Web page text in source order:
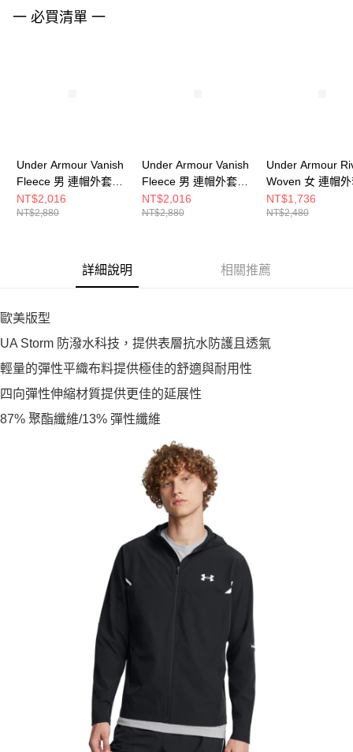
請求用戶進行身份認證。
５．嚴禁一人註冊多個帳號或使用他人資訊註冊。若發現惡意使用之情形，
一 必買清單 一
Under Armour Vanish
Fleece 男 連帽外套
6010862-709
NT$2,016
NT$2,880
Under Armour Vanish
Fleece 男 連帽外套
6010862-008
NT$2,016
NT$2,880
Under Armour
Woven 女 連帽
6004849-005
NT$1,736
NT$2,480
詳細說明 相關推薦
歐美版型
UA Storm 防潑水科技，提供表層抗水防護且透氣
輕量的彈性平織布料提供極佳的舒適與耐用性
四向彈性伸縮材質提供更佳的延展性
87% 聚酯纖維/13% 彈性纖維